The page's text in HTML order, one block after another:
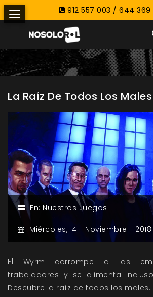
912 557 003 / 644 369
La Raíz De Todos Los Males
En: Nuestros Juegos
Miércoles, 14 - Noviembre - 2018
El Wyrm corrompe a las
trabajadores y se alimenta
Descubre la raíz de todos los males.